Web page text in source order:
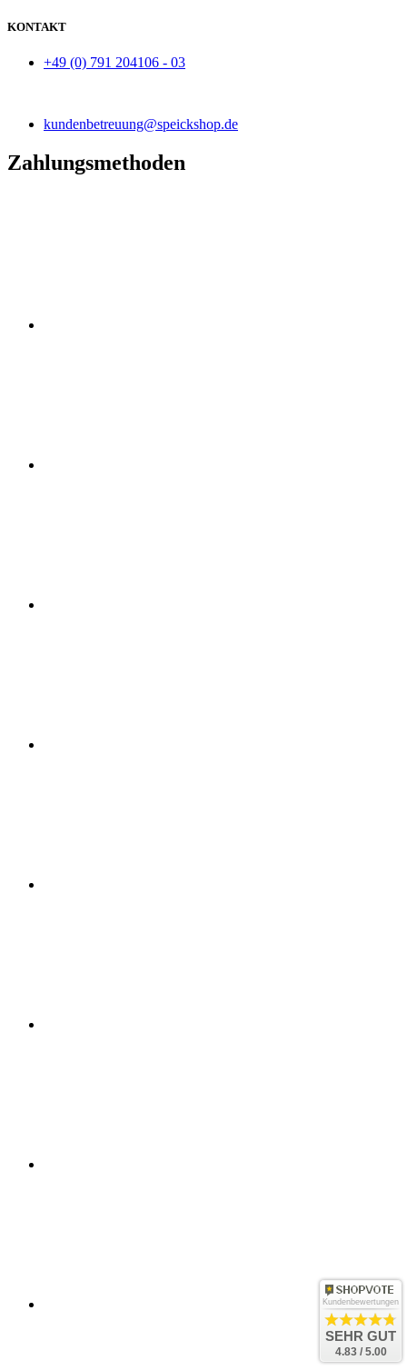
KONTAKT
+49 (0) 791 204106 - 03
kundenbetreuung@speickshop.de
Zahlungsmethoden
Kundenbewertungen
SEHR GUT
4.83 / 5.00